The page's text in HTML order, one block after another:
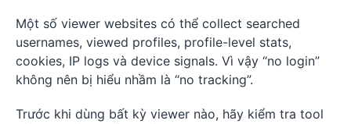
Một số viewer websites có thể collect searched
usernames, viewed profiles, profile-level stats,
cookies, IP logs và device signals. Vì vậy “no login”
không nên bị hiểu nhầm là “no tracking”.
Trước khi dùng bất kỳ viewer nào, hãy kiểm tra tool